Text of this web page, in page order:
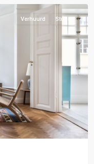
Verhuurd Studio